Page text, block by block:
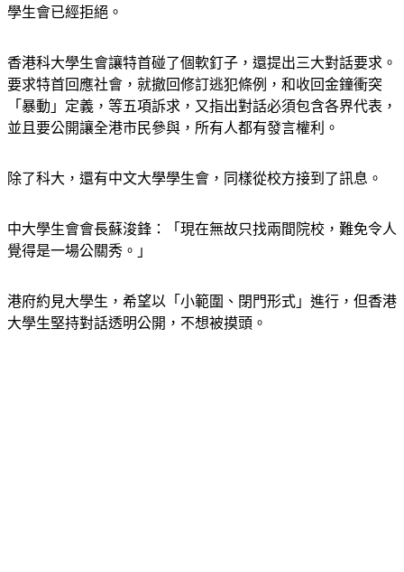
層，連絡學生會，邀請他們出席與林鄭月娥的閉門會議，不過
香港科大學生會讓特首碰了個軟釘子，還提出三大對話要求。
要求特首回應社會，就撤回修訂逃犯條例，和收回金鐘衝突
「暴動」定義，等五項訴求，又指出對話必須包含各界代表，
中大學生會會長蘇浚鋒：「現在無故只找兩間院校，難免令人
港府約見大學生，希望以「小範圍、閉門形式」進行，但香港